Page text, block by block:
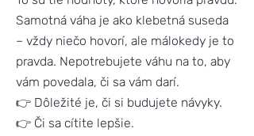
Samotná váha je ako klebetná suseda
– vždy niečo hovorí, ale málokedy je to
pravda. Nepotrebujete váhu na to, aby
vám povedala, či sa vám darí.
👉 Dôležité je, či si budujete návyky.
👉 Či sa cítite lepšie.